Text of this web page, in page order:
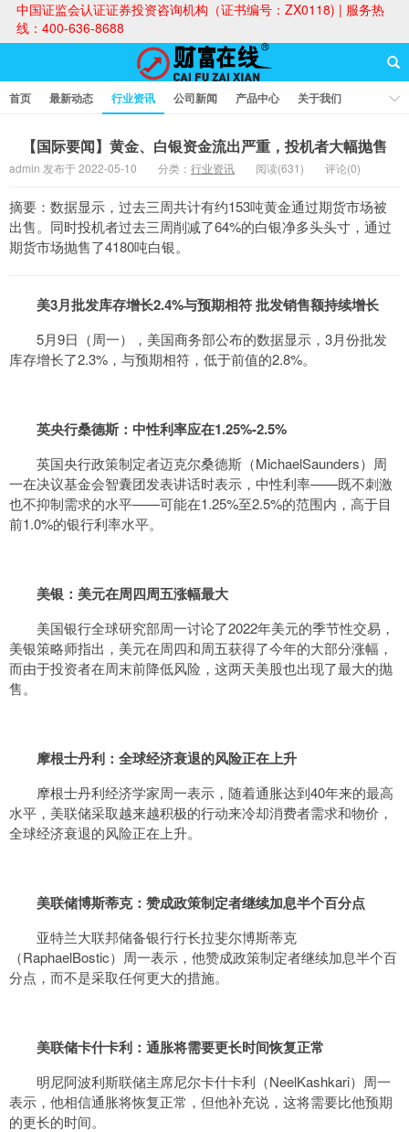
中国证监会认证证券投资咨询机构（证书编号：ZX0118) | 服务热
线：400-636-8688
首页 最新动态 行业资讯 公司新闻 产品中心
关于我们
【国际要闻】黄金、白银资金流出严重，投机者大幅抛售
admin 发布于 2022-05-10 分类： 行业资讯 阅读(631) 评论(0)
摘要：数据显示，过去三周共计有约153吨黄金通过期货市场被
出售。同时投机者过去三周削减了64%的白银净多头头寸，通过
期货市场抛售了4180吨白银。
美3月批发库存增长2.4%与预期相符 批发销售额持续增长
5月9日（周一），美国商务部公布的数据显示，3月份批发
库存增长了2.3%，与预期相符，低于前值的2.8%。
英央行桑德斯：中性利率应在1.25%-2.5%
英国央行政策制定者迈克尔桑德斯（MichaelSaunders）周
一在决议基金会智囊团发表讲话时表示，中性利率——既不刺激
也不抑制需求的水平——可能在1.25%至2.5%的范围内，高于目
前1.0%的银行利率水平。
美银：美元在周四周五涨幅最大
美国银行全球研究部周一讨论了2022年美元的季节性交易，
美银策略师指出，美元在周四和周五获得了今年的大部分涨幅，
而由于投资者在周末前降低风险，这两天美股也出现了最大的抛
售。
摩根士丹利：全球经济衰退的风险正在上升
摩根士丹利经济学家周一表示，随着通胀达到40年来的最高
水平，美联储采取越来越积极的行动来冷却消费者需求和物价，
全球经济衰退的风险正在上升。
美联储博斯蒂克：赞成政策制定者继续加息半个百分点
亚特兰大联邦储备银行行长拉斐尔博斯蒂克
（RaphaelBostic）周一表示，他赞成政策制定者继续加息半个百
分点，而不是采取任何更大的措施。
美联储卡什卡利：通胀将需要更长时间恢复正常
明尼阿波利斯联储主席尼尔卡什卡利（NeelKashkari）周一
表示，他相信通胀将恢复正常，但他补充说，这将需要比他预期
的更长的时间。